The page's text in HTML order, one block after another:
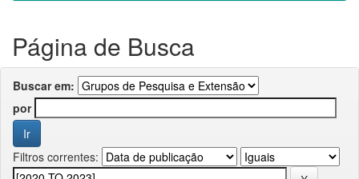
Página de Busca
Buscar em:
por
Filtros correntes: